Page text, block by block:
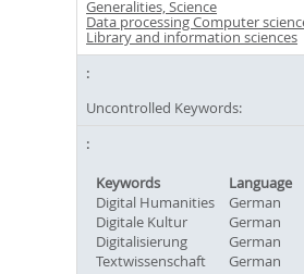
Generalities, Science
Data processing Computer
Library and information sciences
Uncontrolled Keywords:
Keywords
Language
Digital Humanities
German
Digitale Kultur
German
Digitalisierung
German
Textwissenschaft
German